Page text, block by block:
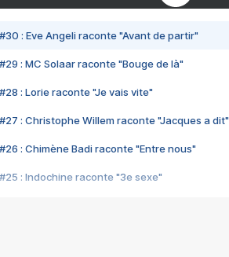
#30 : Eve Angeli raconte "Avant de partir"
#29 : MC Solaar raconte "Bouge de là"
#28 : Lorie raconte "Je vais vite"
#27 : Christophe Willem raconte "Jacques a dit"
#26 : Chimène Badi raconte "Entre nous"
#25 : Indochine raconte "3e sexe"